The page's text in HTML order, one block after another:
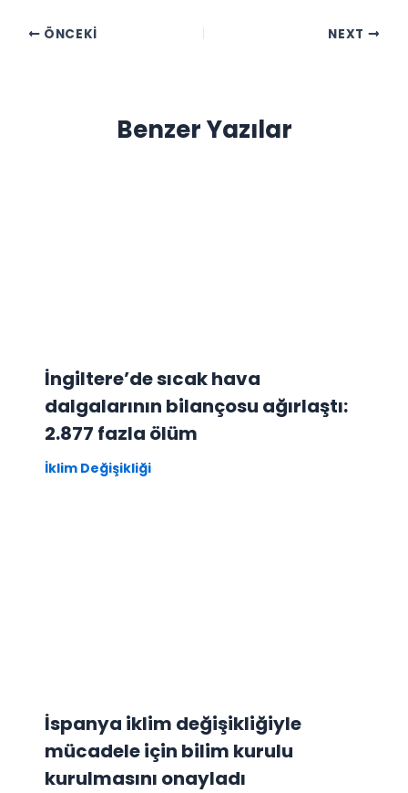
ÖNCEKI NEXT
Benzer Yazılar
İngiltere’de sıcak hava
dalgalarının bilançosu ağırlaştı:
2.877 fazla ölüm
İklim Değişikliği
İspanya iklim değişikliğiyle
mücadele için bilim kurulu
kurulmasını onayladı